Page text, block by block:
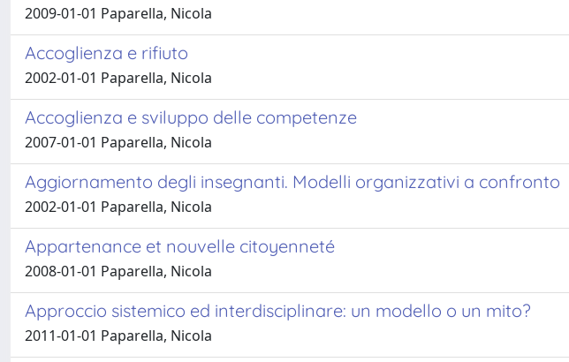
2009-01-01 Paparella, Nicola
Accoglienza e rifiuto
2002-01-01 Paparella, Nicola
Accoglienza e sviluppo delle competenze
2007-01-01 Paparella, Nicola
Aggiornamento degli insegnanti. Modelli organizzativi a confronto
2002-01-01 Paparella, Nicola
Appartenance et nouvelle citoyenneté
2008-01-01 Paparella, Nicola
Approccio sistemico ed interdisciplinare: un modello o un mito?
2011-01-01 Paparella, Nicola